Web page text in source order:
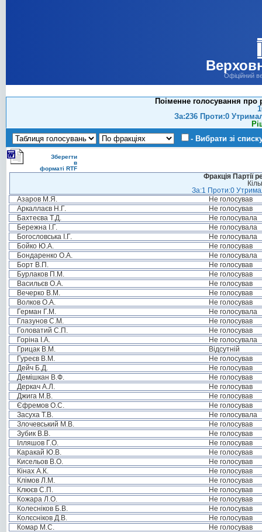
Офіційний
Поіменне голосування
За:236 Проти:0
- Вибрати зі
Зберегти
в
форматі RTF
Фракція Партії
За:1 Проти:0
Азаров М.Я.
Не голосував
Аркаллаєв Н.Г.
Не голосував
Бахтеєва Т.Д.
Не голосувала
Бережна І.Г.
Не голосувала
Богословська І.Г.
Не голосувала
Бойко Ю.А.
Не голосував
Бондаренко О.А.
Не голосувала
Борт В.П.
Не голосував
Бурлаков П.М.
Не голосував
Васильєв О.А.
Не голосував
Вечерко В.М.
Не голосував
Волков О.А.
Не голосував
Герман Г.М.
Не голосувала
Глазунов С.М.
Не голосував
Головатий С.П.
Не голосував
Горіна І.А.
Не голосувала
Грицак В.М.
Відсутній
Гуреєв В.М.
Не голосував
Дейч Б.Д.
Не голосував
Демішкан В.Ф.
Не голосував
Деркач А.Л.
Не голосував
Джига М.В.
Не голосував
Єфремов О.С.
Не голосував
Засуха Т.В.
Не голосувала
Злочевський М.В.
Не голосував
Зубик В.В.
Не голосував
Ілляшов Г.О.
Не голосував
Каракай Ю.В.
Не голосував
Кисельов В.О.
Не голосував
Кінах А.К.
Не голосував
Клімов Л.М.
Не голосував
Клюєв С.П.
Не голосував
Кожара Л.О.
Не голосував
Колесніков Б.В.
Не голосував
Колєсніков Д.В.
Не голосував
Комар М.С.
Не голосував